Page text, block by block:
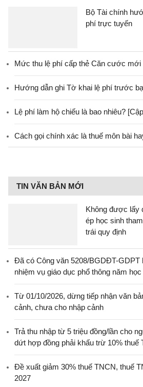
Bộ Tài chính
phí trực tuyến
Mức thu lệ phí cấp thẻ Căn cước mới
Hướng dẫn ghi Tờ khai lệ phí trước
Lệ phí làm hộ chiếu là bao nhiêu?
Cách gọi chính xác là thuế môn bài
TIN VĂN BẢN MỚI
Không được lấy
ép học sinh
trái quy định
Đã có Công văn 5208/BGDĐT-GDPT
nhiệm vụ giáo dục phổ thông năm
Từ 01/10/2026, dừng tiếp nhận văn
cảnh, chưa cho nhập cảnh
Trả thu nhập từ 5 triệu đồng/lần cho
dứt hợp đồng phải khấu trừ 10% thuế
Đề xuất giảm 30% thuế TNCN, thuế
2027